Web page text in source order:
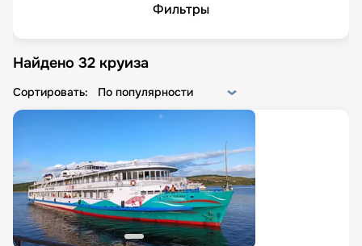
Фильтры
Найдено 32 круиза
Сортировать: По популярности